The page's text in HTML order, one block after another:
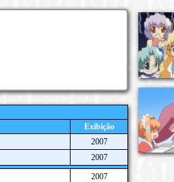
Exibição
2007
2007
2007